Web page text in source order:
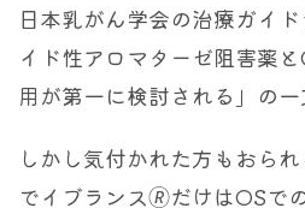
日本乳がん学会の治療ガイ
イド性アロマターゼ阻害薬
用が第一に検討される」の一
しかし気付かれた方もおら
でイブランス🄬だけはOSで